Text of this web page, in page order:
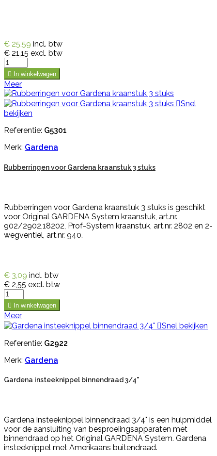
€ 25,59 incl. btw
€ 21,15 excl. btw
 In winkelwagen
Meer
Snel
bekijken
Referentie: G5301
Merk: Gardena
Rubberringen voor Gardena kraanstuk 3 stuks
Rubberringen voor Gardena kraanstuk 3 stuks is geschikt
voor Original GARDENA System kraanstuk, art.nr.
902/2902,18202, Prof-System kraanstuk, art.nr. 2802 en 2-
wegventiel, art.nr. 940.
€ 3,09 incl. btw
€ 2,55 excl. btw
 In winkelwagen
Meer
Snel bekijken
Referentie: G2922
Merk: Gardena
Gardena insteeknippel binnendraad 3/4"
Gardena insteeknippel binnendraad 3/4" is een hulpmiddel
voor de aansluiting van besproeiingsapparaten met
binnendraad op het Original GARDENA System. Gardena
insteeknippel met Amerikaans buitendraad.